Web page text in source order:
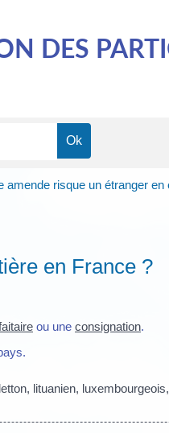
DES
amende risque un étranger
en France ?
ou une consignation.
lituanien,